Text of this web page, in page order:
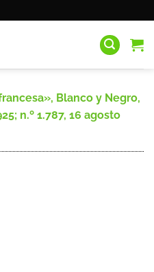
Blanco y Negro,
n.º 1.787, 16 agosto